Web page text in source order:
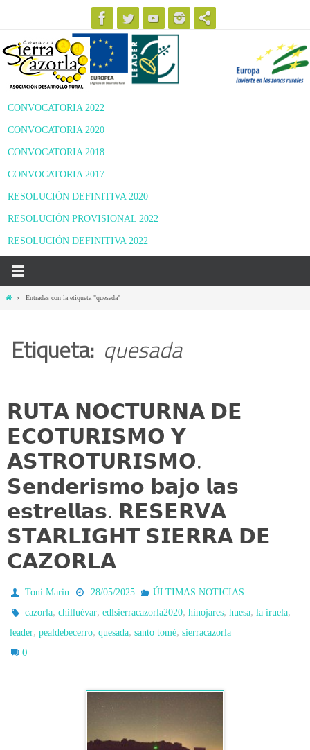
contenido
CONVOCATORIA 2022
CONVOCATORIA 2020
CONVOCATORIA 2018
CONVOCATORIA 2017
RESOLUCIÓN DEFINITIVA 2020
RESOLUCIÓN PROVISIONAL 2022
RESOLUCIÓN DEFINITIVA 2022
InicioEntradas con la etiqueta "quesada"
Etiqueta: quesada
𝗥𝗨𝗧𝗔 𝗡𝗢𝗖𝗧𝗨𝗥𝗡𝗔 𝗗𝗘
𝗘𝗖𝗢𝗧𝗨𝗥𝗜𝗦𝗠𝗢 𝗬
𝗔𝗦𝗧𝗥𝗢𝗧𝗨𝗥𝗜𝗦𝗠𝗢.
𝗦𝗲𝗻𝗱𝗲𝗿𝗶𝘀𝗺𝗼 𝗯𝗮𝗷𝗼 𝗹𝗮𝘀
𝗲𝘀𝘁𝗿𝗲𝗹𝗹𝗮𝘀. 𝗥𝗘𝗦𝗘𝗥𝗩𝗔
𝗦𝗧𝗔𝗥𝗟𝗜𝗚𝗛𝗧 𝗦𝗜𝗘𝗥𝗥𝗔 𝗗𝗘
𝗖𝗔𝗭𝗢𝗥𝗟𝗔
Toni Marin 28/05/2025
ÚLTIMAS NOTICIAS
cazorla,chilluévar,edlsierracazorla2020,hinojares,huesa,la iruela,
leader, pealdebecerro, quesada, santo tomé, sierracazorla
0